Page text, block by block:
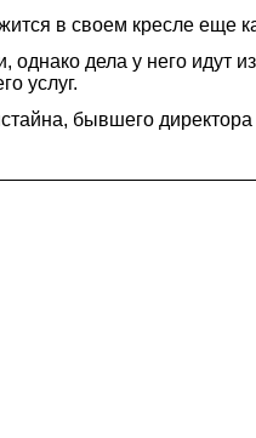
в своем кресле еще
дела у него идут
услуг.
бывшего